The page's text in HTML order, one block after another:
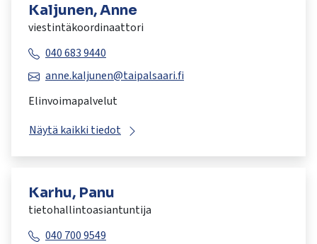
Kaljunen, Anne
viestintäkoordinaattori
040 683 9440
anne.kaljunen@taipalsaari.fi
Elinvoimapalvelut
Näytä kaikki tiedot
Karhu, Panu
tietohallintoasiantuntija
040 700 9549